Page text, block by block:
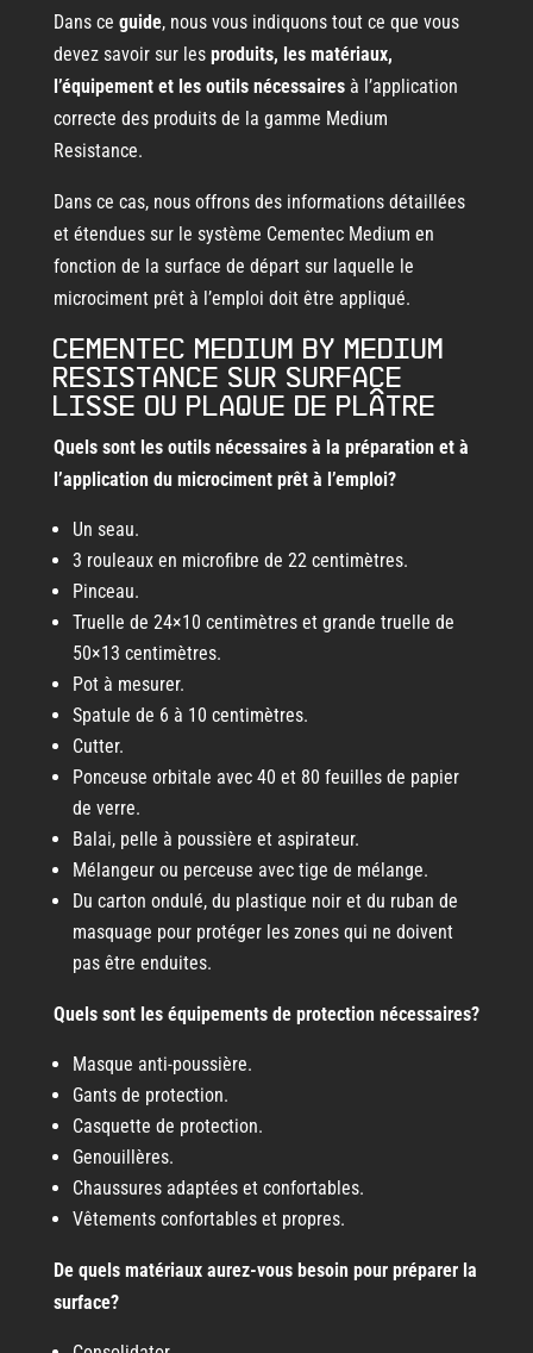
Dans ce guide, nous vous indiquons tout ce que vous
devez savoir sur les produits, les matériaux,
l’équipement et les outils nécessairesà l’application
correcte des produits de la gamme Medium
Resistance.
Dans ce cas, nous offrons des informations détaillées
et étendues sur le système Cementec Medium en
fonction de la surface de départ sur laquelle le
microciment prêt à l’emploi doit être appliqué.
Cementec Medium by Medium
Resistance sur surface
lisse ou plaque de plâtre
Quels sont les outils nécessaires à la préparation et à
l’application du microciment prêt à l’emploi?
Un seau.
3 rouleaux en microfibre de 22 centimètres.
Pinceau.
Truelle de 24×10 centimètres et grande truelle de
50×13 centimètres.
Pot à mesurer.
Spatule de 6 à 10 centimètres.
Cutter.
Ponceuse orbitale avec 40 et 80 feuilles de papier
de verre.
Balai, pelle à poussière et aspirateur.
Mélangeur ou perceuse avec tige de mélange.
Du carton ondulé, du plastique noir et du ruban de
masquage pour protéger les zones qui ne doivent
pas être enduites.
Quels sont les équipements de protection nécessaires?
Masque anti-poussière.
Gants de protection.
Casquette de protection.
Genouillères.
Chaussures adaptées et confortables.
Vêtements confortables et propres.
De quels matériaux aurez-vous besoin pour préparer la
surface?